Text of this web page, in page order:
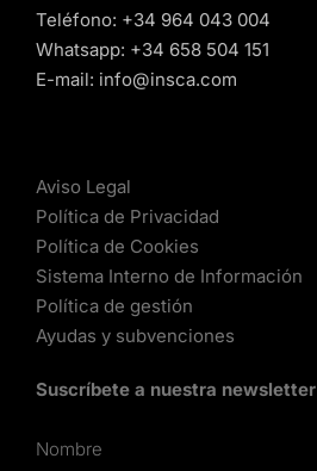
Teléfono: +34 964 043 004
Whatsapp: +34 658 504 151
E-mail: info@insca.com
Aviso Legal
Política de Privacidad
Política de Cookies
Sistema Interno de Información
Política de gestión
Ayudas y subvenciones
Suscríbete a nuestra newsletter